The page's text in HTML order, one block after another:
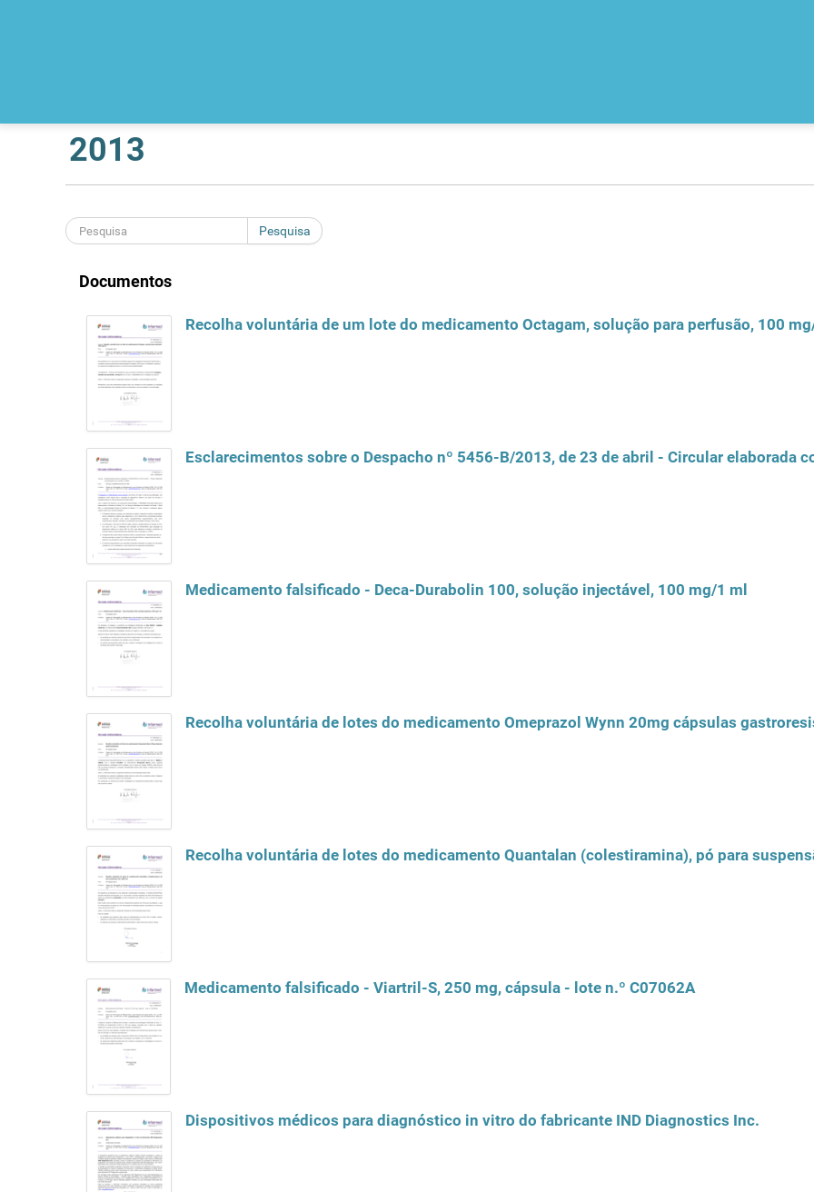
2013
Pesquisa
Documentos
Recolha voluntária de um lote do medicamento Octagam, solução para perfusão, 100
Esclarecimentos sobre o Despacho nº 5456-B/2013, de 23 de abril - Circular elaborada
Medicamento falsificado - Deca-Durabolin 100, solução injectável, 100 mg/1 ml
Recolha voluntária de lotes do medicamento Omeprazol Wynn 20mg cápsulas
Recolha voluntária de lotes do medicamento Quantalan (colestiramina), pó para
Medicamento falsificado - Viartril-S, 250 mg, cápsula - lote n.º C07062A
Dispositivos médicos para diagnóstico in vitro do fabricante IND Diagnostics Inc.